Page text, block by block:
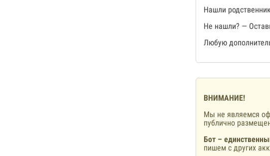
Нашли
Не нашли? —
Любую
ВНИМАНИЕ!
Мы не являемся
публично
Бот –
пишем с других